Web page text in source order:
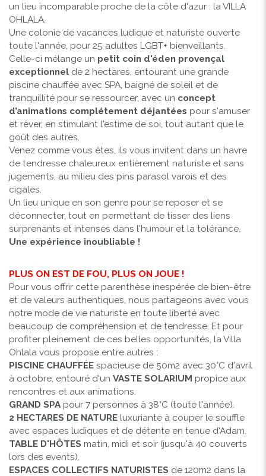
un lieu incomparable proche de la côte d'azur : la VILLA
OHLALA.
Une colonie de vacances ludique et naturiste ouverte
toute l'année, pour 25 adultes LGBT+ bienveillants.
Celle-ci mélange un petit coin d'éden provençal
exceptionnel de 2 hectares, entourant une grande
piscine chauffée avec SPA, baigné de soleil et de
tranquillité pour se ressourcer, avec un concept
d’animations complétement déjantées pour s'amuser
et rêver, en stimulant l'estime de soi, tout autant que le
goût des autres.
Venez comme vous êtes, ils vous invitent dans un havre
de tendresse chaleureux entièrement naturiste et sans
jugements, au milieu des pins parasol varois et des
cigales.
Un lieu unique en son genre pour se reposer et se
déconnecter, tout en permettant de tisser des liens
surprenants et intenses dans l'humour et la tolérance.
Une expérience inoubliable !
PLUS ON EST DE FOU, PLUS ON JOUE !
Pour vous offrir cette parenthèse inespérée de bien-être
et de valeurs authentiques, nous partageons avec vous
notre mode de vie naturiste en toute liberté avec
beaucoup de compréhension et de tendresse. Et pour
profiter pleinement de ces belles opportunités, la Villa
Ohlala vous propose entre autres :
PISCINE CHAUFFÉE spacieuse de 50m2 avec 30°C d'avril
à octobre, entouré d'un VASTE SOLARIUM propice aux
rencontres et aux animations.
GRAND SPA pour 7 personnes à 38°C (toute l'année).
2 HECTARES DE NATURE luxuriante à couper le souffle
avec espaces ludiques et de détente en tenue d'Adam.
TABLE D'HÔTES matin, midi et soir (jusqu'à 40 couverts
lors des events).
ESPACES COLLECTIFS NATURISTES de 120m2 dans la